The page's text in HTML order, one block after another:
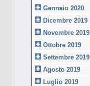
Gennaio 2020
Dicembre 2019
Novembre 2019
Ottobre 2019
Settembre 2019
Agosto 2019
Luglio 2019